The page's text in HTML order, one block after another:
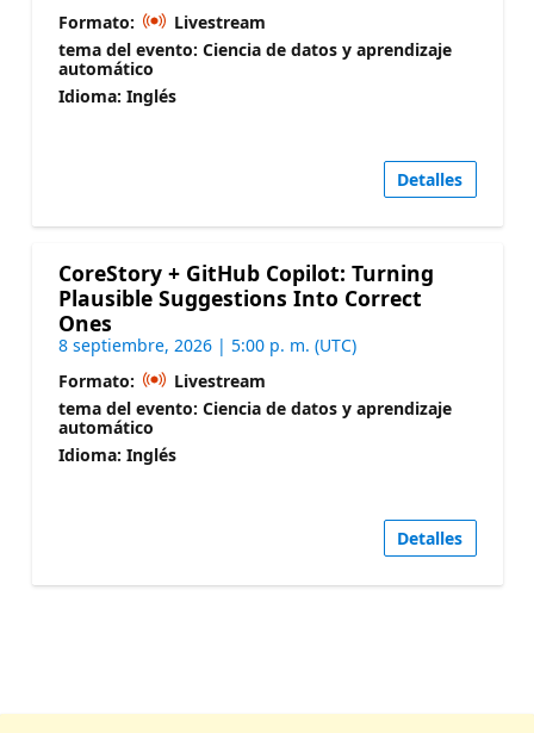
Formato:
Livestream
tema del evento: Ciencia de datos y aprendizaje
automático
Idioma: Inglés
Detalles
CoreStory + GitHub Copilot: Turning
Plausible Suggestions Into Correct
Ones
8 septiembre, 2026 | 5:00 p. m. (UTC)
Formato:
Livestream
tema del evento: Ciencia de datos y aprendizaje
automático
Idioma: Inglés
Detalles